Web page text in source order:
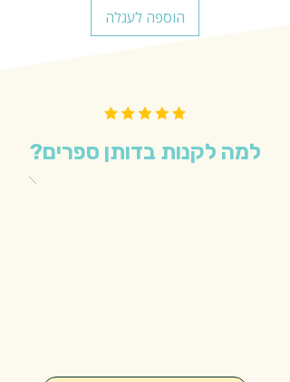
הוספה לעגלה
למה לקנות בדותן ספרים?